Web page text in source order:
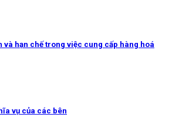
và hạn chế trong việc cung cấp hàng hoá
vụ của các bên